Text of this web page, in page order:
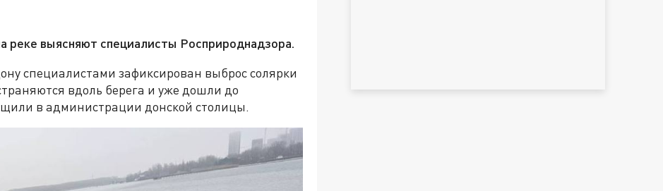
реке выясняют специалисты Росприроднадзора.
специалистами зафиксирован выброс солярки
вдоль берега и уже дошли до
в администрации донской столицы.